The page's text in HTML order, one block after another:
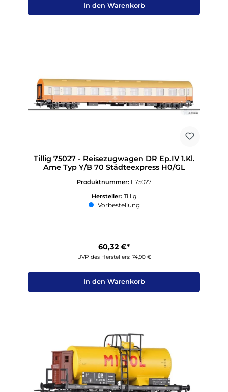
In den Warenkorb
Tillig 75027 - Reisezugwagen DR Ep.IV 1.Kl.
Ame Typ Y/B 70 Städteexpress H0/GL
Produktnummer: tl75027
Hersteller: Tillig
Vorbestellung
60,32 €*
UVP des Herstellers: 74,90 €
In den Warenkorb